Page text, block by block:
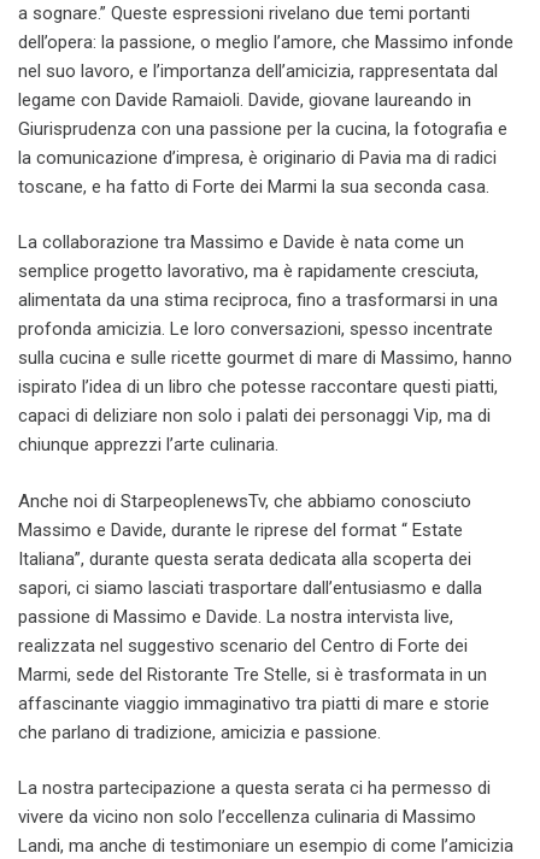
a sognare.” Queste espressioni rivelano due temi portanti
dell’opera: la passione, o meglio l’amore, che Massimo infonde
nel suo lavoro, e l’importanza dell’amicizia, rappresentata dal
legame con Davide Ramaioli. Davide, giovane laureando in
Giurisprudenza con una passione per la cucina, la fotografia e
la comunicazione d’impresa, è originario di Pavia ma di radici
toscane, e ha fatto di Forte dei Marmi la sua seconda casa.
La collaborazione tra Massimo e Davide è nata come un
semplice progetto lavorativo, ma è rapidamente cresciuta,
alimentata da una stima reciproca, fino a trasformarsi in una
profonda amicizia. Le loro conversazioni, spesso incentrate
sulla cucina e sulle ricette gourmet di mare di Massimo, hanno
ispirato l’idea di un libro che potesse raccontare questi piatti,
capaci di deliziare non solo i palati dei personaggi Vip, ma di
chiunque apprezzi l’arte culinaria.
Anche noi di StarpeoplenewsTv, che abbiamo conosciuto
Massimo e Davide, durante le riprese del format “ Estate
Italiana”, durante questa serata dedicata alla scoperta dei
sapori, ci siamo lasciati trasportare dall’entusiasmo e dalla
passione di Massimo e Davide. La nostra intervista live,
realizzata nel suggestivo scenario del Centro di Forte dei
Marmi, sede del Ristorante Tre Stelle, si è trasformata in un
affascinante viaggio immaginativo tra piatti di mare e storie
che parlano di tradizione, amicizia e passione.
La nostra partecipazione a questa serata ci ha permesso di
vivere da vicino non solo l’eccellenza culinaria di Massimo
Landi, ma anche di testimoniare un esempio di come l’amicizia